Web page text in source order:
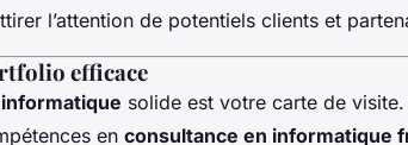
l’attention de potentiels clients et
efficace
solide est votre carte de
en consultance en informatique